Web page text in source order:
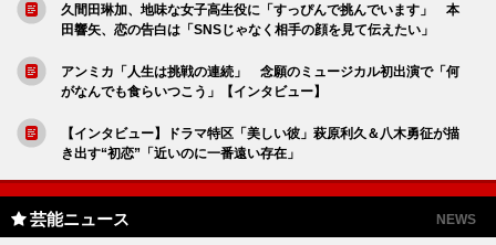
久間田琳加、地味な女子高生役に「すっぴんで挑んでいます」 本
田響矢、恋の告白は「SNSじゃなく相手の顔を見て伝えたい」
アンミカ「人生は挑戦の連続」 念願のミュージカル初出演で「何
がなんでも食らいつこう」【インタビュー】
【インタビュー】ドラマ特区「美しい彼」萩原利久＆八木勇征が描
き出す“初恋”「近いのに一番遠い存在」
芸能ニュース NEWS